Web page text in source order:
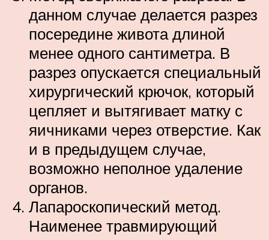
данном случае делается разрез
посередине живота длиной
менее одного сантиметра. В
разрез опускается специальный
хирургический крючок, который
цепляет и вытягивает матку с
яичниками через отверстие. Как
и в предыдущем случае,
возможно неполное удаление
органов.
Лапароскопический метод.
Наименее травмирующий